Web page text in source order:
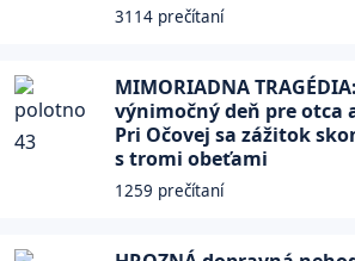
3114 prečítaní
MIMORIADNA
výnimočný deň pre otca
Pri Očovej sa zážitok
s tromi obeťami
1259 prečítaní